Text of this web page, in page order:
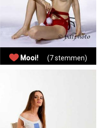
Mooi! (7 stemmen)